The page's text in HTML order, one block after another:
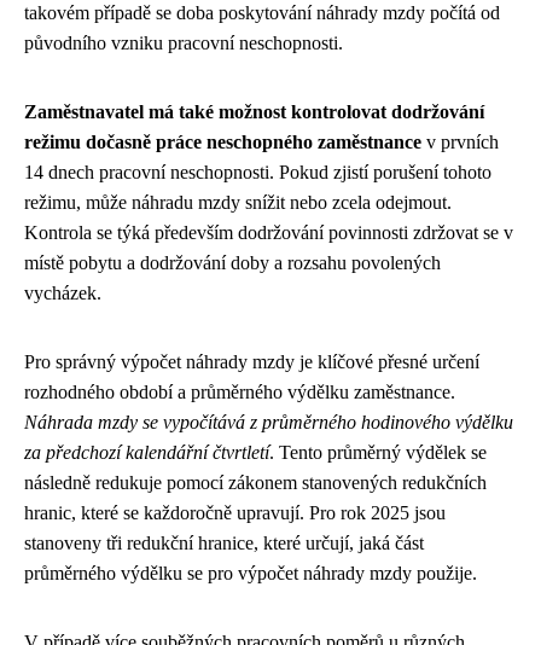
takovém případě se doba poskytování náhrady mzdy počítá od
původního vzniku pracovní neschopnosti.
Zaměstnavatel má také možnost kontrolovat dodržování
režimu dočasně práce neschopného zaměstnance v prvních
14 dnech pracovní neschopnosti. Pokud zjistí porušení tohoto
režimu, může náhradu mzdy snížit nebo zcela odejmout.
Kontrola se týká především dodržování povinnosti zdržovat se v
místě pobytu a dodržování doby a rozsahu povolených
vycházek.
Pro správný výpočet náhrady mzdy je klíčové přesné určení
rozhodného období a průměrného výdělku zaměstnance.
Náhrada mzdy se vypočítává z průměrného hodinového výdělku
za předchozí kalendářní čtvrtletí. Tento průměrný výdělek se
následně redukuje pomocí zákonem stanovených redukčních
hranic, které se každoročně upravují. Pro rok 2025 jsou
stanoveny tři redukční hranice, které určují, jaká část
průměrného výdělku se pro výpočet náhrady mzdy použije.